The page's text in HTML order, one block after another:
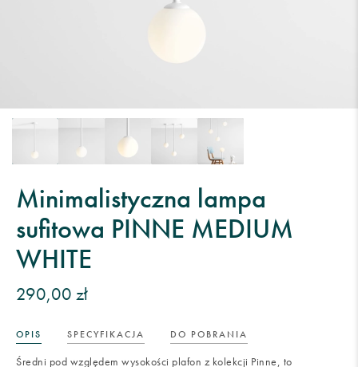
Minimalistyczna lampa
sufitowa PINNE MEDIUM
WHITE
290,00 zł
OPIS SPECYFIKACJA DO POBRANIA
Średni pod względem wysokości plafon z kolekcji Pinne, to